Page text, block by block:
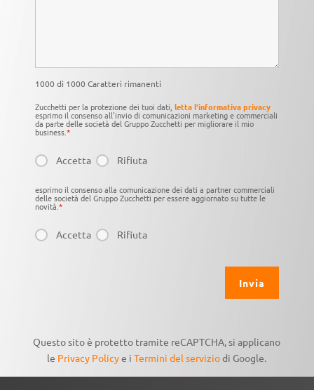
1000 di 1000 Caratteri rimanenti
Zucchetti per la protezione dei tuoi dati, letta l'informativa privacy
esprimo il consenso all'invio di comunicazioni marketing e commerciali
da parte delle società del Gruppo Zucchetti per migliorare il mio
business.*
Accetta Rifiuta
esprimo il consenso alla comunicazione dei dati a partner commerciali
delle società del Gruppo Zucchetti per essere aggiornato su tutte le
novità.*
Accetta Rifiuta
Questo sito è protetto tramite reCAPTCHA, si applicano
le Privacy Policye iTermini del serviziodi Google.